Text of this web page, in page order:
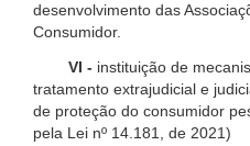
desenvolvimento das
Consumidor.
VI - instituição de
tratamento extrajudicial e
de proteção do consumidor
pela Lei nº 14.181, de 2021)